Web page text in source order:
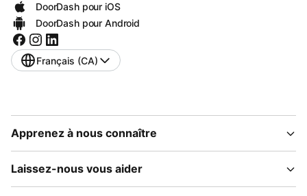
DoorDash pour iOS
DoorDash pour Android
Français (CA)
Apprenez à nous connaître
Laissez-nous vous aider